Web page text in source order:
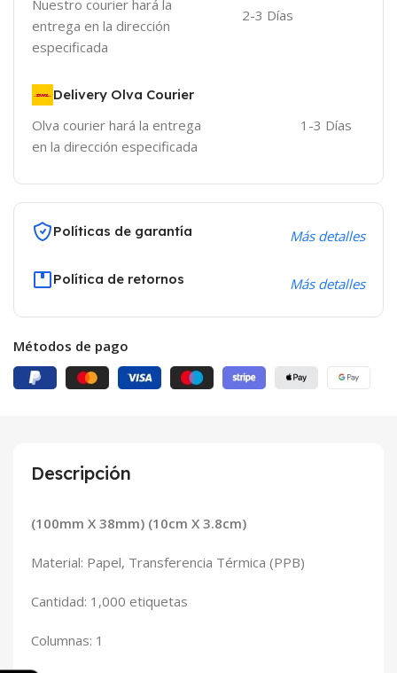
Nuestro courier hará la
entrega en la dirección
especificada
2-3 Días
Delivery Olva Courier
Olva courier hará la entrega
en la dirección especificada
1-3 Días
Políticas de garantía Más detalles
Política de retornos Más detalles
Métodos de pago
Descripción
(100mm X 38mm) (10cm X 3.8cm)
Material: Papel, Transferencia Térmica (PPB)
Cantidad: 1,000 etiquetas
Columnas: 1